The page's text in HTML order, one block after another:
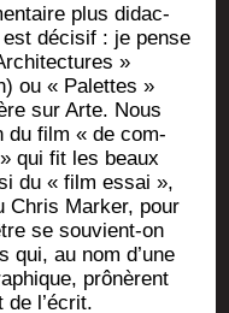
plus didac­
déci­sif : je pense
»
ou « Palettes »
sur Arte. Nous
du film « de com­
qui fit les beaux
du « film essai »,
Chris Mar­ker, pour
se sou­vient-on
qui, au nom d’une
prô­nèrent
de l’écrit.